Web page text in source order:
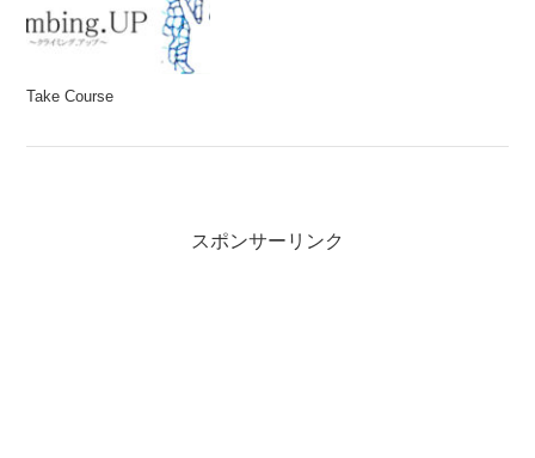
Take Course
スポンサーリンク